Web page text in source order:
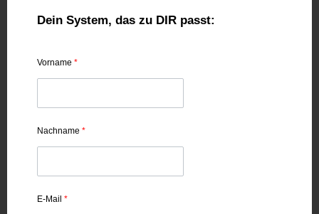
Dein System, das zu DIR passt:
Vorname *
Nachname *
E-Mail *